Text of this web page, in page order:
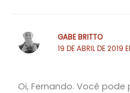
GABE BRITTO
19 DE ABRIL DE 2019
Oi, Fernando. Você